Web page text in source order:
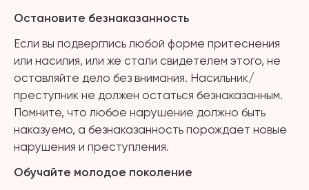
Остановите безнаказанность
Если вы подверглись любой форме притеснения
или насилия, или же стали свидетелем этого, не
оставляйте дело без внимания. Насильник/
преступник не должен остаться безнаказанным.
Помните, что любое нарушение должно быть
наказуемо, а безнаказанность порождает новые
нарушения и преступления.
Обучайте молодое поколение